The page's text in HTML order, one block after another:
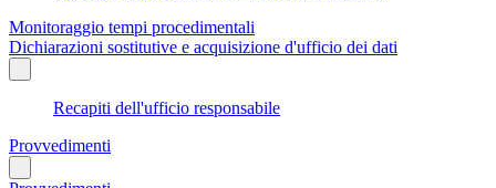
Monitoraggio tempi procedimentali
Dichiarazioni sostitutive e acquisizione d'ufficio dei dati
Recapiti dell'ufficio responsabile
Provvedimenti